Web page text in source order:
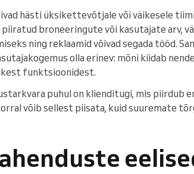
hästi üksikettevõtjale või väikesele
broneeringute või kasutajate arv,
ning reklaamid võivad segada tööd.
olla erinev: mõni kiidab
funktsioonidest.
puhul on klienditugi, mis piirdub
võib sellest piisata, kuid suuremate